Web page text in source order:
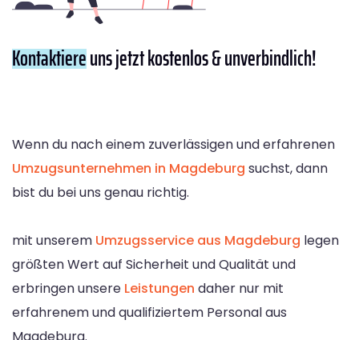
Kontaktiereuns jetzt kostenlos & unverbindlich!
Wenn du nach einem zuverlässigen und erfahrenen
Umzugsunternehmen in Magdeburg suchst, dann
bist du bei uns genau richtig.
mit unserem Umzugsservice aus Magdeburg legen
größten Wert auf Sicherheit und Qualität und
erbringen unsere Leistungen daher nur mit
erfahrenem und qualifiziertem Personal aus
Magdeburg.